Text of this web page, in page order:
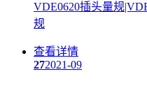
VDE0620插头量规
规
查看详情
272021-09